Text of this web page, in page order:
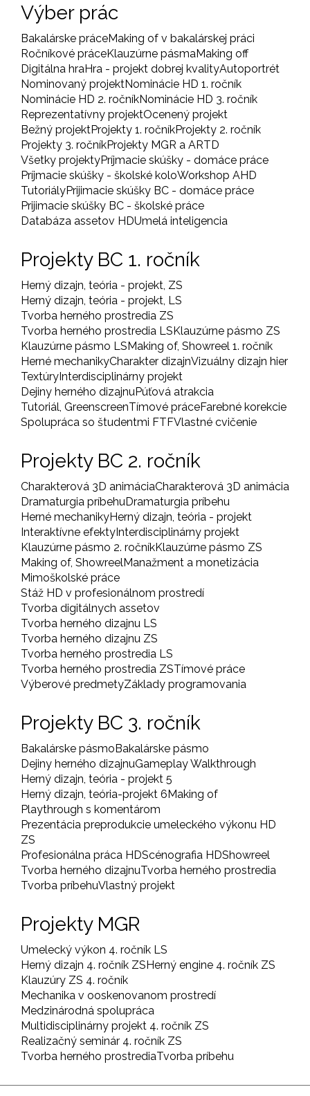
Výber prác
Bakalárske práceMaking of v bakalárskej práci
Ročníkové práceKlauzúrne pásmaMaking off
Digitálna hraHra - projekt dobrej kvalityAutoportrét
Nominovaný projektNominácie HD 1. ročník
Nominácie HD 2. ročníkNominácie HD 3. ročník
Reprezentatívny projektOcenený projekt
Bežný projektProjekty 1. ročníkProjekty 2. ročník
Projekty 3. ročníkProjekty MGR a ARTD
Všetky projektyPríjmacie skúšky - domáce práce
Príjmacie skúšky - školské koloWorkshop AHD
TutoriályPrijimacie skúšky BC - domáce práce
Prijimacie skúšky BC - školské práce
Databáza assetov HDUmelá inteligencia
Projekty BC 1. ročník
Herný dizajn, teória - projekt, ZS
Herný dizajn, teória - projekt, LS
Tvorba herného prostredia ZS
Tvorba herného prostredia LSKlauzúrne pásmo ZS
Klauzúrne pásmo LSMaking of, Showreel 1. ročník
Herné mechanikyCharakter dizajnVizuálny dizajn hier
TextúryInterdisciplinárny projekt
Dejiny herného dizajnuPúťová atrakcia
Tutoriál, GreenscreenTímové práceFarebné korekcie
Spolupráca so študentmi FTFVlastné cvičenie
Projekty BC 2. ročník
Charakterová 3D animáciaCharakterová 3D animácia
Dramaturgia príbehuDramaturgia príbehu
Herné mechanikyHerný dizajn, teória - projekt
Interaktívne efektyInterdisciplinárny projekt
Klauzúrne pásmo 2. ročníkKlauzúrne pásmo ZS
Making of, ShowreelManažment a monetizácia
Mimoškolské práce
Stáž HD v profesionálnom prostredí
Tvorba digitálnych assetov
Tvorba herného dizajnu LS
Tvorba herného dizajnu ZS
Tvorba herného prostredia LS
Tvorba herného prostredia ZSTímové práce
Výberové predmetyZáklady programovania
Projekty BC 3. ročník
Bakalárske pásmoBakalárske pásmo
Dejiny herného dizajnuGameplay Walkthrough
Herný dizajn, teória - projekt 5
Herný dizajn, teória-projekt 6Making of
Playthrough s komentárom
Prezentácia preprodukcie umeleckého výkonu HD
ZS
Profesionálna práca HDScénografia HDShowreel
Tvorba herného dizajnuTvorba herného prostredia
Tvorba príbehuVlastný projekt
Projekty MGR
Umelecký výkon 4. ročník LS
Herný dizajn 4. ročník ZSHerný engine 4. ročník ZS
Klauzúry ZS 4. ročník
Mechanika v ooskenovanom prostredí
Medzinárodná spolupráca
Multidisciplinárny projekt 4. ročník ZS
Realizačný seminár 4. ročník ZS
Tvorba herného prostrediaTvorba príbehu